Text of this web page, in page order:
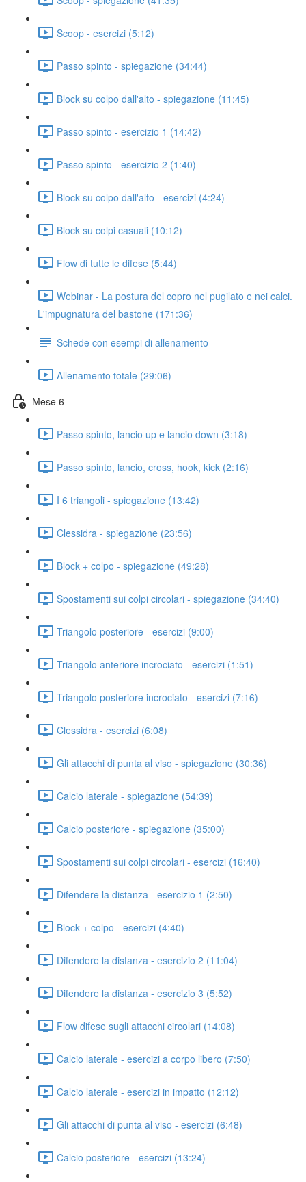
Scoop - esercizi (5:12)
Passo spinto - spiegazione (34:44)
Block su colpo dall'alto - spiegazione (11:45)
Passo spinto - esercizio 1 (14:42)
Passo spinto - esercizio 2 (1:40)
Block su colpo dall'alto - esercizi (4:24)
Block su colpi casuali (10:12)
Flow di tutte le difese (5:44)
Webinar - La postura del copro nel pugilato e nei calci.
L'impugnatura del bastone (171:36)
Schede con esempi di allenamento
Allenamento totale (29:06)
Mese 6
Passo spinto, lancio up e lancio down (3:18)
Passo spinto, lancio, cross, hook, kick (2:16)
I 6 triangoli - spiegazione (13:42)
Clessidra - spiegazione (23:56)
Block + colpo - spiegazione (49:28)
Spostamenti sui colpi circolari - spiegazione (34:40)
Triangolo posteriore - esercizi (9:00)
Triangolo anteriore incrociato - esercizi (1:51)
Triangolo posteriore incrociato - esercizi (7:16)
Clessidra - esercizi (6:08)
Gli attacchi di punta al viso - spiegazione (30:36)
Calcio laterale - spiegazione (54:39)
Calcio posteriore - spiegazione (35:00)
Spostamenti sui colpi circolari - esercizi (16:40)
Difendere la distanza - esercizio 1 (2:50)
Block + colpo - esercizi (4:40)
Difendere la distanza - esercizio 2 (11:04)
Difendere la distanza - esercizio 3 (5:52)
Flow difese sugli attacchi circolari (14:08)
Calcio laterale - esercizi a corpo libero (7:50)
Calcio laterale - esercizi in impatto (12:12)
Gli attacchi di punta al viso - esercizi (6:48)
Calcio posteriore - esercizi (13:24)